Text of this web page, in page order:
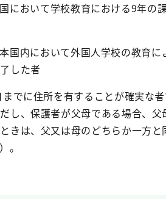
において学校教育における9年の
国内において外国人学校の教育に
した者
でに住所を有することが確実な
し、保護者が父母である場合、父
きは、父又は母のどちらか一方と
。